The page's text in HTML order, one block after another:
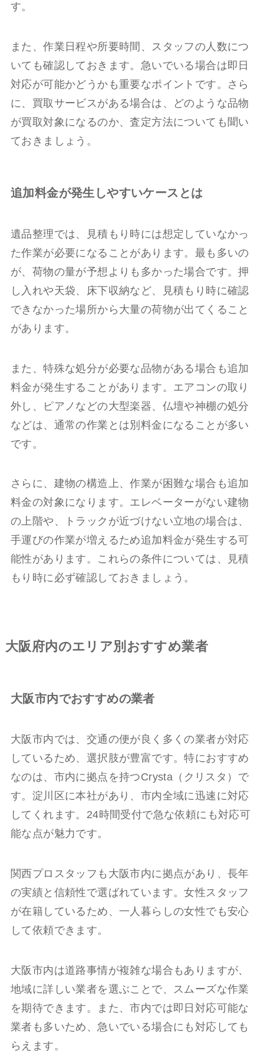
す。
また、作業日程や所要時間、スタッフの人数につ
いても確認しておきます。急いでいる場合は即日
対応が可能かどうかも重要なポイントです。さら
に、買取サービスがある場合は、どのような品物
が買取対象になるのか、査定方法についても聞い
ておきましょう。
追加料金が発生しやすいケースとは
遺品整理では、見積もり時には想定していなかっ
た作業が必要になることがあります。最も多いの
が、荷物の量が予想よりも多かった場合です。押
し入れや天袋、床下収納など、見積もり時に確認
できなかった場所から大量の荷物が出てくること
があります。
また、特殊な処分が必要な品物がある場合も追加
料金が発生することがあります。エアコンの取り
外し、ピアノなどの大型楽器、仏壇や神棚の処分
などは、通常の作業とは別料金になることが多い
です。
さらに、建物の構造上、作業が困難な場合も追加
料金の対象になります。エレベーターがない建物
の上階や、トラックが近づけない立地の場合は、
手運びの作業が増えるため追加料金が発生する可
能性があります。これらの条件については、見積
もり時に必ず確認しておきましょう。
大阪府内のエリア別おすすめ業者
大阪市内でおすすめの業者
大阪市内では、交通の便が良く多くの業者が対応
しているため、選択肢が豊富です。特におすすめ
なのは、市内に拠点を持つCrysta（クリスタ）で
す。淀川区に本社があり、市内全域に迅速に対応
してくれます。24時間受付で急な依頼にも対応可
能な点が魅力です。
関西プロスタッフも大阪市内に拠点があり、長年
の実績と信頼性で選ばれています。女性スタッフ
が在籍しているため、一人暮らしの女性でも安心
して依頼できます。
大阪市内は道路事情が複雑な場合もありますが、
地域に詳しい業者を選ぶことで、スムーズな作業
を期待できます。また、市内では即日対応可能な
業者も多いため、急いでいる場合にも対応しても
らえます。